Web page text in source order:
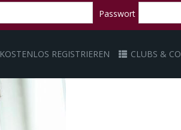
Passwort
KOSTENLOS REGISTRIEREN CLUBS & CO